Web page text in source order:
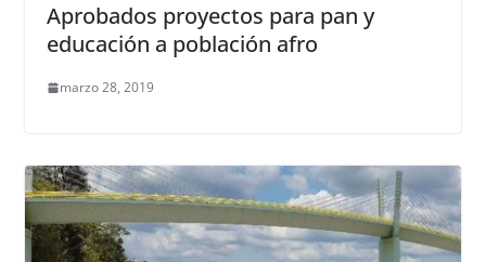
Aprobados proyectos para pan y
educación a población afro
marzo 28, 2019